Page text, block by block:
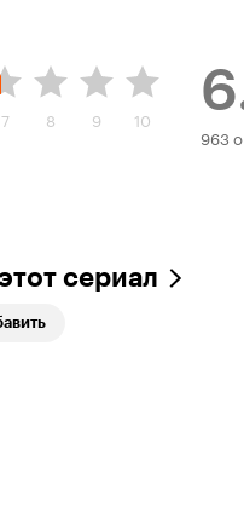
7 8 9 10
963
сериал